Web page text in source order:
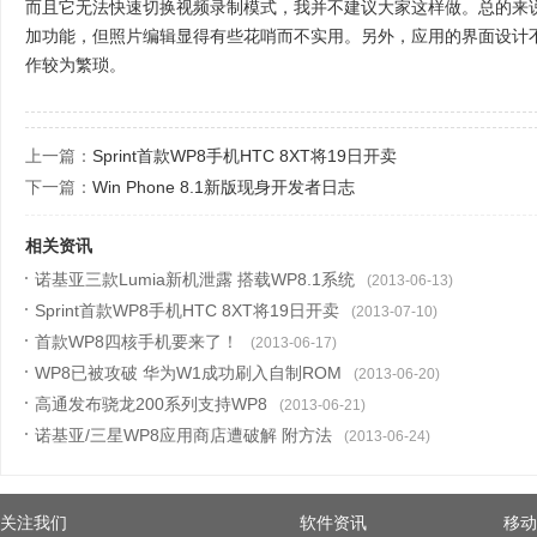
而且它无法快速切换视频录制模式，我并不建议大家这样做。总的
加功能，但照片编辑显得有些花哨而不实用。另外，应用的界面设
作较为繁琐。
上一篇： Sprint首款WP8手机HTC 8XT将19日开卖
下一篇： Win Phone 8.1新版现身开发者日志
相关资讯
诺基亚三款Lumia新机泄露 搭载WP8.1系统
(2013-06-13)
Sprint首款WP8手机HTC 8XT将19日开卖 (2013-07-10)
首款WP8四核手机要来了！ (2013-06-17)
WP8已被攻破 华为W1成功刷入自制ROM (2013-06-20)
高通发布骁龙200系列支持WP8 (2013-06-21)
诺基亚/三星WP8应用商店遭破解 附方法 (2013-06-24)
关注我们 软件资讯 移